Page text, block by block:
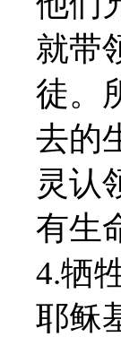
就带
徒。
去的
灵认
有生
4.牺
耶稣